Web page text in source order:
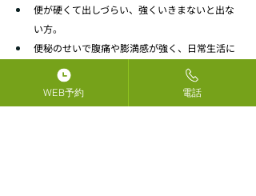
便が硬くて出しづらい、強くいきまないと出な
い方。
便秘のせいで腹痛や膨満感が強く、日常生活に
支障を感じている方。
市販の便秘薬を長期間使用している、または効
かなくなってきた方。
WEB予約 電話